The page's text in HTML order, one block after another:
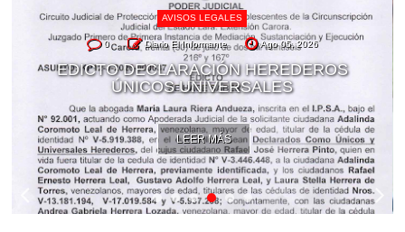
AVISOS LEGALES
0 Diario El Informante Ago 05, 2026
EDICTO DECLARACIÓN HEREDEROS
ÚNICOS UNIVERSALES
LEER MÁS